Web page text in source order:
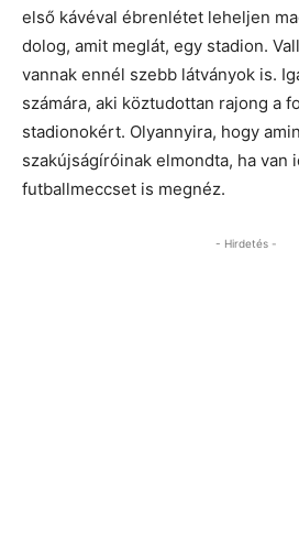
első kávéval ébrenlétet leheljen
dolog, amit meglát, egy stadion.
vannak ennél szebb látványok is.
számára, aki köztudottan rajong a
stadionokért. Olyannyira, hogy
szakújságíróinak elmondta, ha van
futballmeccset is megnéz.
- Hirdetés -